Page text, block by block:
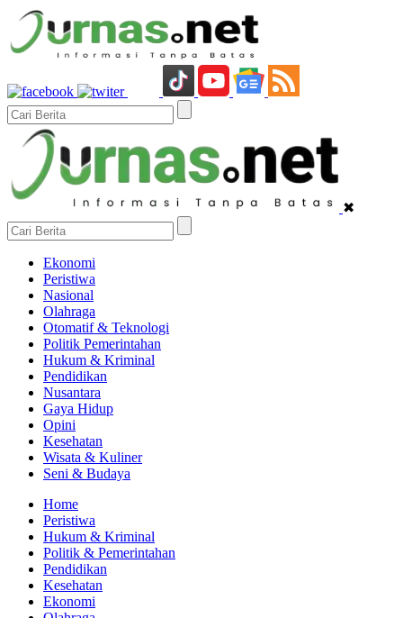
✖
Ekonomi
Peristiwa
Nasional
Olahraga
Otomatif & Teknologi
Politik Pemerintahan
Hukum & Kriminal
Pendidikan
Nusantara
Gaya Hidup
Opini
Kesehatan
Wisata & Kuliner
Seni & Budaya
Home
Peristiwa
Hukum & Kriminal
Politik & Pemerintahan
Pendidikan
Kesehatan
Ekonomi